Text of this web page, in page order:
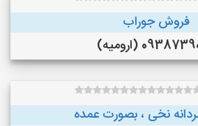
فروش جوراب
(ارومیه)
نخی ، بصورت عمده